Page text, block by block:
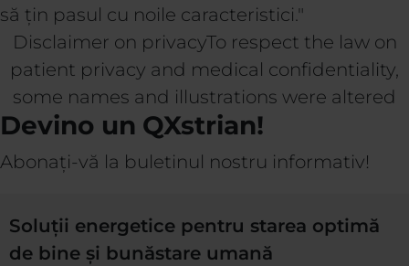
să țin pasul cu noile caracteristici."
Disclaimer on privacyTo respect the law on
patient privacy and medical confidentiality,
some names and illustrations were altered
Devino un QXstrian!
Abonați-vă la buletinul nostru informativ!
Soluții energetice pentru starea optimă
de bine și bunăstare umană